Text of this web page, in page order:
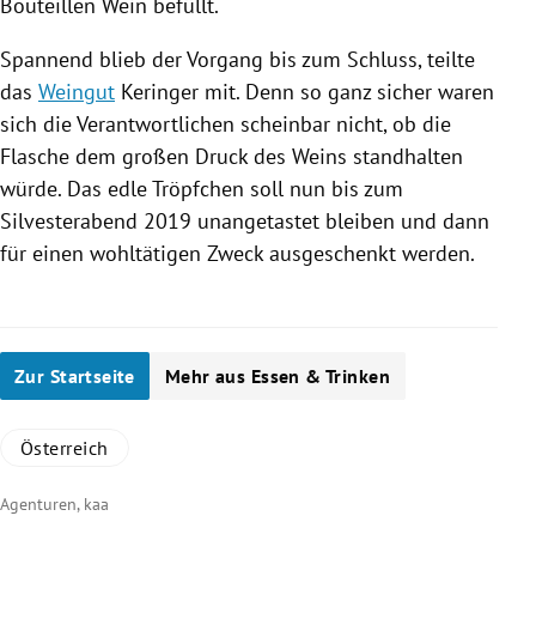
Spannend blieb der Vorgang bis zum Schluss, teilte
das Weingut Keringer mit. Denn so ganz sicher waren
sich die Verantwortlichen scheinbar nicht, ob die
Flasche dem großen Druck des Weins standhalten
würde. Das edle Tröpfchen soll nun bis zum
Silvesterabend 2019 unangetastet bleiben und dann
für einen wohltätigen Zweck ausgeschenkt werden.
Zur Startseite Mehr aus Essen & Trinken
Österreich
Agenturen, kaa